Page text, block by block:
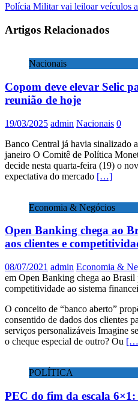
Polícia Militar vai leiloar veículos
Artigos Relacionados
Nacionais
Copom deve elevar Selic
reunião de hoje
19/03/2025 admin Nacionais 0
Banco Central já havia sinalizado
janeiro O Comitê de Política
decide nesta quarta-feira (19) o
expectativa do mercado […]
Economia & Negócios
Open Banking chega ao
aos clientes e
08/07/2021 admin Economia &
em Open Banking chega ao Brasil
competitividade ao sistema
O conceito de “banco aberto”
consentido de dados dos clientes
serviços personalizáveis Imagine
o cheque especial de outro? Ou
POLÍTICA
PEC do fim da escala